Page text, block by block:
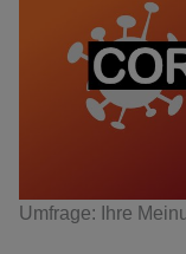
Umfrage: Ihre